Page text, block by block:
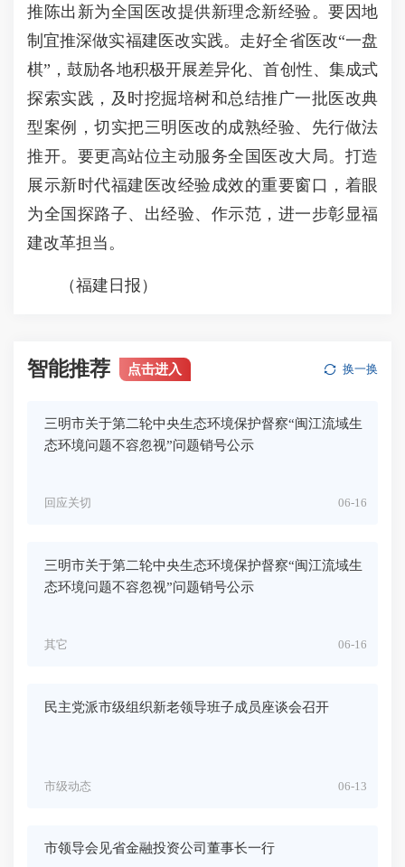
推陈出新为全国医改提供新理念新经验。要因地
制宜推深做实福建医改实践。走好全省医改“一盘
棋”，鼓励各地积极开展差异化、首创性、集成式
探索实践，及时挖掘培树和总结推广一批医改典
型案例，切实把三明医改的成熟经验、先行做法
推开。要更高站位主动服务全国医改大局。打造
展示新时代福建医改经验成效的重要窗口，着眼
为全国探路子、出经验、作示范，进一步彰显福
建改革担当。
（福建日报）
智能推荐 点击进入 换一换
三明市关于第二轮中央生态环境保护督察“闽江流域生
态环境问题不容忽视”问题销号公示
06-16
回应关切
三明市关于第二轮中央生态环境保护督察“闽江流域生
态环境问题不容忽视”问题销号公示
06-16
其它
民主党派市级组织新老领导班子成员座谈会召开
06-13
市级动态
市领导会见省金融投资公司董事长一行